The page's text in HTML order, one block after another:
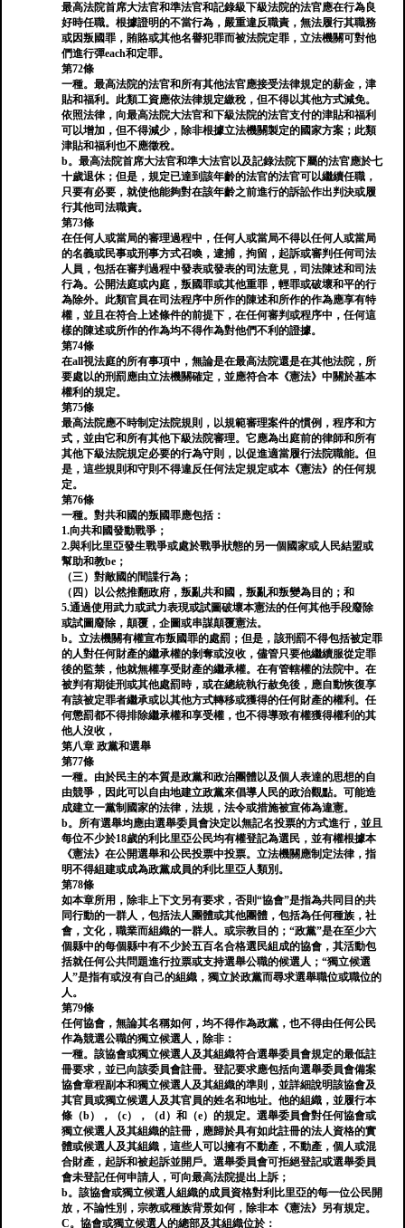
最高法院首席大法官和準法官和記錄級下級法院的法官應在行為良
好時任職。根據證明的不當行為，嚴重違反職責，無法履行其職務
或因叛國罪，賄賂或其他名譽犯罪而被法院定罪，立法機關可對他
們進行彈each和定罪。
第72條
一種。最高法院的法官和所有其他法官應接受法律規定的薪金，津
貼和福利。此類工資應依法律規定繳稅，但不得以其他方式減免。
依照法律，向最高法院大法官和下級法院的法官支付的津貼和福利
可以增加，但不得減少，除非根據立法機關製定的國家方案；此類
津貼和福利也不應徵稅。
b。最高法院首席大法官和準大法官以及記錄法院下屬的法官應於七
十歲退休；但是，規定已達到該年齡的法官的法官可以繼續任職，
只要有必要，就使他能夠對在該年齡之前進行的訴訟作出判決或履
行其他司法職責。
第73條
在任何人或當局的審理過程中，任何人或當局不得以任何人或當局
的名義或民事或刑事方式召喚，逮捕，拘留，起訴或審判任何司法
人員，包括在審判過程中發表或發表的司法意見，司法陳述和司法
行為。公開法庭或內庭，叛國罪或其他重罪，輕罪或破壞和平的行
為除外。此類官員在司法程序中所作的陳述和所作的作為應享有特
權，並且在符合上述條件的前提下，在任何審判或程序中，任何這
樣的陳述或所作的作為均不得作為對他們不利的證據。
第74條
在all視法庭的所有事項中，無論是在最高法院還是在其他法院，所
要處以的刑罰應由立法機關確定，並應符合本《憲法》中關於基本
權利的規定。
第75條
最高法院應不時制定法院規則，以規範審理案件的慣例，程序和方
式，並由它和所有其他下級法院審理。它應為出庭前的律師和所有
其他下級法院規定必要的行為守則，以促進適當履行法院職能。但
是，這些規則和守則不得違反任何法定規定或本《憲法》的任何規
定。
第76條
一種。對共和國的叛國罪應包括：
1.向共和國發動戰爭；
2.與利比里亞發生戰爭或處於戰爭狀態的另一個國家或人民結盟或
幫助和教be；
（三）對敵國的間諜行為；
（四）以公然推翻政府，叛亂共和國，叛亂和叛變為目的；和
5.通過使用武力或武力表現或試圖破壞本憲法的任何其他手段廢除
或試圖廢除，顛覆，企圖或串謀顛覆憲法。
b。立法機關有權宣布叛國罪的處罰；但是，該刑罰不得包括被定罪
的人對任何財產的繼承權的剝奪或沒收，儘管只要他繼續服從定罪
後的監禁，他就無權享受財產的繼承權。在有管轄權的法院中。在
被判有期徒刑或其他處罰時，或在總統執行赦免後，應自動恢復享
有該被定罪者繼承或以其他方式轉移或獲得的任何財產的權利。任
何懲罰都不得排除繼承權和享受權，也不得導致有權獲得權利的其
他人沒收，
第八章 政黨和選舉
第77條
一種。由於民主的本質是政黨和政治團體以及個人表達的思想的自
由競爭，因此可以自由地建立政黨來倡導人民的政治觀點。可能造
成建立一黨制國家的法律，法規，法令或措施被宣佈為違憲。
b。所有選舉均應由選舉委員會決定以無記名投票的方式進行，並且
每位不少於18歲的利比里亞公民均有權登記為選民，並有權根據本
《憲法》在公開選舉和公民投票中投票。立法機關應制定法律，指
明不得組建或成為政黨成員的利比里亞人類別。
第78條
如本章所用，除非上下文另有要求，否則“協會”是指為共同目的共
同行動的一群人，包括法人團體或其他團體，包括為任何種族，社
會，文化，職業而組織的一群人。或宗教目的；“政黨”是在至少六
個縣中的每個縣中有不少於五百名合格選民組成的協會，其活動包
括就任何公共問題進行拉票或支持選舉公職的候選人；“獨立候選
人”是指有或沒有自己的組織，獨立於政黨而尋求選舉職位或職位的
人。
第79條
任何協會，無論其名稱如何，均不得作為政黨，也不得由任何公民
作為競選公職的獨立候選人，除非：
一種。該協會或獨立候選人及其組織符合選舉委員會規定的最低註
冊要求，並已向該委員會註冊。登記要求應包括向選舉委員會備案
協會章程副本和獨立候選人及其組織的準則，並詳細說明該協會及
其官員或獨立候選人及其官員的姓名和地址。他的組織，並履行本
條（b），（c），（d）和（e）的規定。選舉委員會對任何協會或
獨立候選人及其組織的註冊，應歸於具有如此註冊的法人資格的實
體或候選人及其組織，這些人可以擁有不動產，不動產，個人或混
合財產，起訴和被起訴並開戶。選舉委員會可拒絕登記或選舉委員
會未登記任何申請人，可向最高法院提出上訴；
b。該協會或獨立候選人組織的成員資格對利比里亞的每一位公民開
放，不論性別，宗教或種族背景如何，除非本《憲法》另有規定。
C。協會或獨立候選人的總部及其組織位於：